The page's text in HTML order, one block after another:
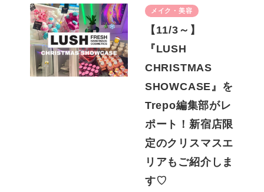
メイク・美容
【11/3～】
『LUSH
CHRISTMAS
SHOWCASE』を
Trepo編集部がレ
ポート！新宿店限
定のクリスマスエ
リアもご紹介しま
す♡